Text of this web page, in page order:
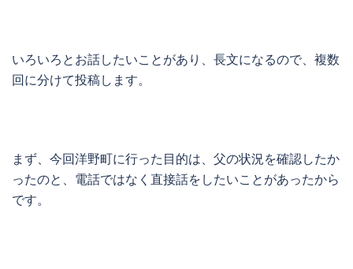
いろいろとお話したいことがあり、長文になるので、複数
回に分けて投稿します。
まず、今回洋野町に行った目的は、父の状況を確認したか
ったのと、電話ではなく直接話をしたいことがあったから
です。